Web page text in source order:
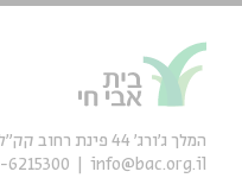
המלך ג'ורג' 44 פינת רחוב קק״ל, ירושלים
info@bac.org.il
6215300